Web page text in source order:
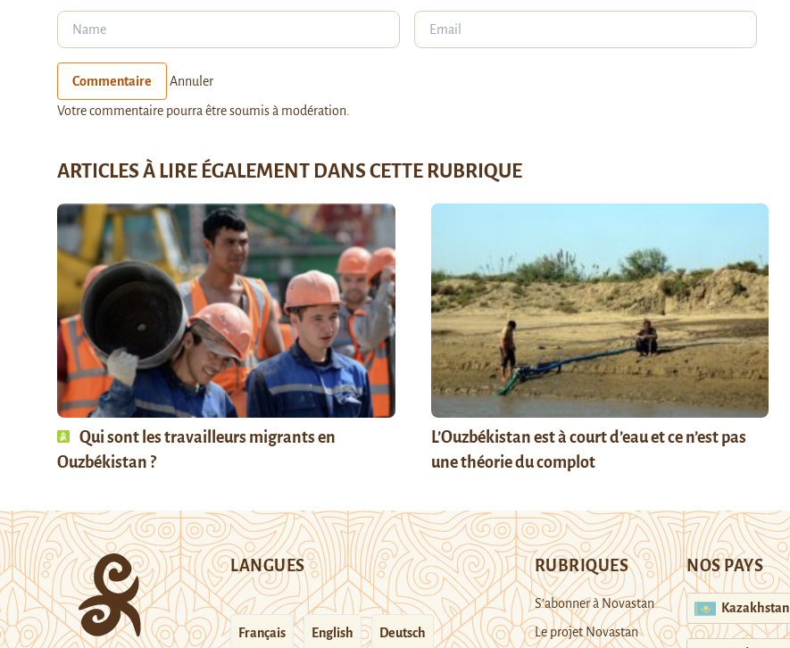
Commentaire Annuler
Votre commentaire pourra être soumis à modération.
ARTICLES À LIRE ÉGALEMENT DANS CETTE RUBRIQUE
Qui sont les travailleurs migrants en
Ouzbékistan ?
L’Ouzbékistan est à court d’eau et ce n’est pas
une théorie du complot
LANGUES
Français English Deutsch
RUBRIQUES
S’abonner à Novastan
Le projet Novastan
NOS PAYS
Kazakhstan